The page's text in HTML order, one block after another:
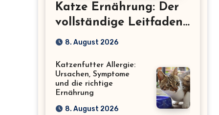
Katze Ernährung: Der
vollständige Leitfaden
für eine gesunde Katze
8. August 2026
Katzenfutter Allergie:
Ursachen, Symptome
und die richtige
Ernährung
8. August 2026